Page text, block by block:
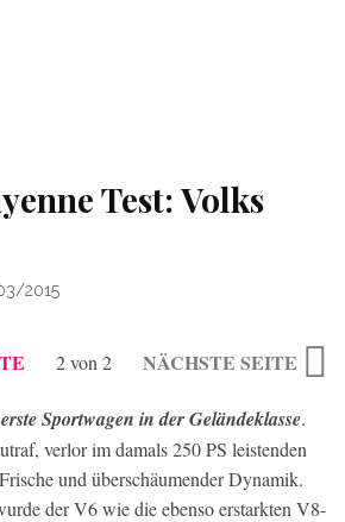
Test: Volks
2015
2 von 2 NÄCHSTE SEITE
Sportwagen in der Geländeklasse.
verlor im damals 250 PS leistenden
und überschäumender Dynamik.
der V6 wie die ebenso erstarkten V8-